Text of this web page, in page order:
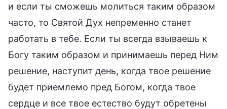
и если ты сможешь молиться таким образом
часто, то Святой Дух непременно станет
работать в тебе. Если ты всегда взываешь к
Богу таким образом и принимаешь перед Ним
решение, наступит день, когда твое решение
будет приемлемо пред Богом, когда твое
сердце и все твое естество будут обретены